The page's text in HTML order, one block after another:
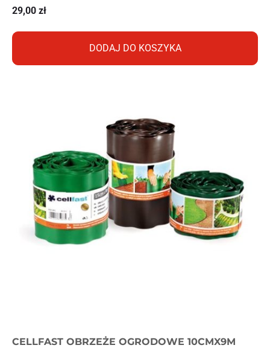
29,00 zł
DODAJ DO KOSZYKA
CELLFAST OBRZEŻE OGRODOWE 10CMX9M